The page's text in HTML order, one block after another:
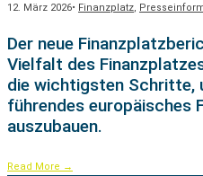
12. März 2026• Finanzplatz,
Der neue
Vielfalt des
die wichtigsten Schritte,
führendes europäisches
auszubauen.
Read More →